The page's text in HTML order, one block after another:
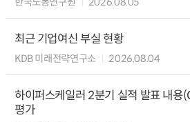
최근 기업여신 부실 현황
KDB 미래전략연구소 2026.08.04
하이퍼스케일러 2분기 실적 발표 내용
평가